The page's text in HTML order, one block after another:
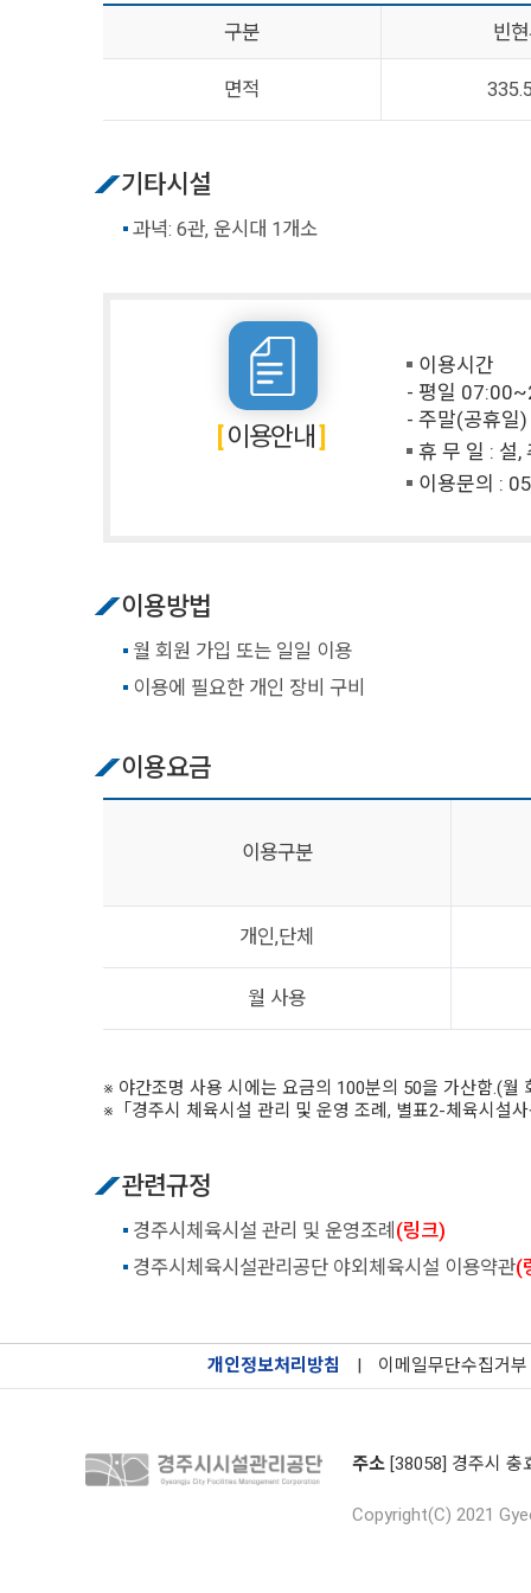
구분 빈
면적
기타시설
과녁: 6관, 운시대 1개소
이용안내
이용시간
- 평일
- 주말(공휴
휴 무 일 : 설,
이용문의 :
이용방법
월 회원 가입 또는 일일 이용
이용에 필요한 개인 장비 구비
이용요금
이용구분
개인,단체
월 사용
※ 야간조명 사용 시에는 요금의 100분의 50을 가산함.(월
※「경주시 체육시설 관리 및 운영 조례, 별표2-체육시설
관련규정
경주시체육시설 관리 및 운영조례 (링크)
경주시체육시설관리공단 야외체육시설 이용약관(
개인정보처리방침 | 이메일무단수집거부
주소 [38058] 경주시 충
Copyright(C) 2021